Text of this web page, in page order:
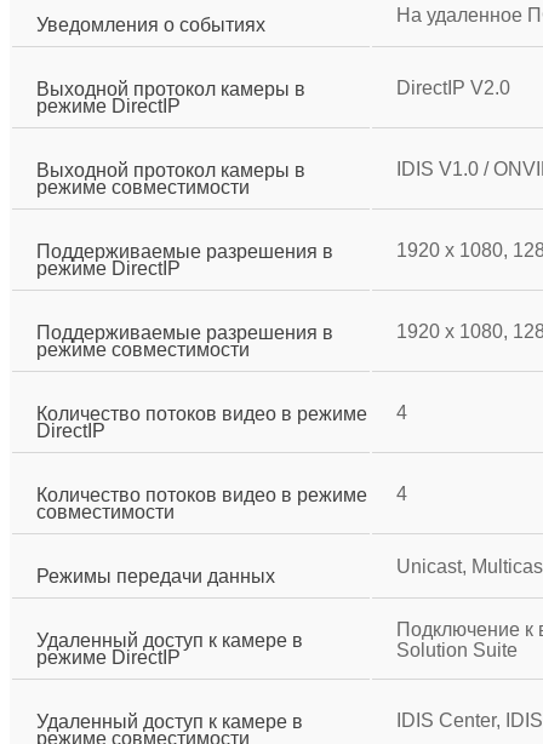
Уведомления о событиях На удаленное
Выходной протокол камеры в
режиме DirectIP
DirectIP V2.0
Выходной протокол камеры в
режиме совместимости
IDIS V1.0 /
Поддерживаемые разрешения в
режиме DirectIP
1920 x 1080,
Поддерживаемые разрешения в
режиме совместимости
1920 x 1080,
Количество потоков видео в режиме
DirectIP
4
Количество потоков видео в режиме
совместимости
4
Режимы передачи данных Unicast,
Удаленный доступ к камере в
режиме DirectIP
Подключение к
Solution Suite
Удаленный доступ к камере в
режиме совместимости
IDIS Center,